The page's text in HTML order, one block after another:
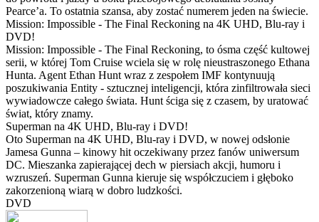
Pearce’a. To ostatnia szansa, aby zostać numerem jeden na świecie.
Mission: Impossible - The Final Reckoning na 4K UHD, Blu-ray i
DVD!
Mission: Impossible - The Final Reckoning, to ósma część kultowej
serii, w której Tom Cruise wciela się w rolę nieustraszonego Ethana
Hunta. Agent Ethan Hunt wraz z zespołem IMF kontynuują
poszukiwania Entity - sztucznej inteligencji, która zinfiltrowała sieci
wywiadowcze całego świata. Hunt ściga się z czasem, by uratować
świat, który znamy.
Superman na 4K UHD, Blu-ray i DVD!
Oto Superman na 4K UHD, Blu-ray i DVD, w nowej odsłonie
Jamesa Gunna – kinowy hit oczekiwany przez fanów uniwersum
DC. Mieszanka zapierającej dech w piersiach akcji, humoru i
wzruszeń. Superman Gunna kieruje się współczuciem i głęboko
zakorzenioną wiarą w dobro ludzkości.
DVD